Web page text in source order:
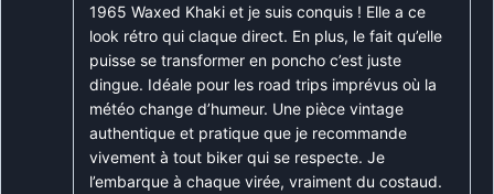
1965 Waxed Khaki et je suis conquis ! Elle a ce
look rétro qui claque direct. En plus, le fait qu’elle
puisse se transformer en poncho c’est juste
dingue. Idéale pour les road trips imprévus où la
météo change d’humeur. Une pièce vintage
authentique et pratique que je recommande
vivement à tout biker qui se respecte. Je
l’embarque à chaque virée, vraiment du costaud.